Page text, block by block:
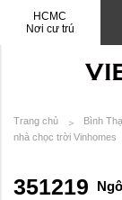
HCMC
Nơi cư trú
Trang chủ Bình
nhà chọc trời Vinhomes
351219